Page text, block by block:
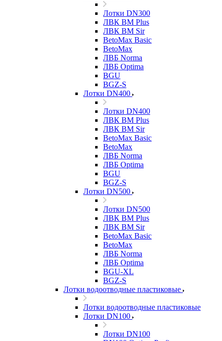
Лотки DN300
ЛВК ВМ Plus
ЛВК ВМ Sir
BetoMax Basic
BetoMax
ЛВБ Norma
ЛВБ Optima
BGU
BGZ-S
Лотки DN400
Лотки DN400
ЛВК ВМ Plus
ЛВК ВМ Sir
BetoMax Basic
BetoMax
ЛВБ Norma
ЛВБ Optima
BGU
BGZ-S
Лотки DN500
Лотки DN500
ЛВК ВМ Plus
ЛВК ВМ Sir
BetoMax Basic
BetoMax
ЛВБ Norma
ЛВБ Optima
BGU-XL
BGZ-S
Лотки водоотводные пластиковые
Лотки водоотводные пластиковые
Лотки DN100
Лотки DN100